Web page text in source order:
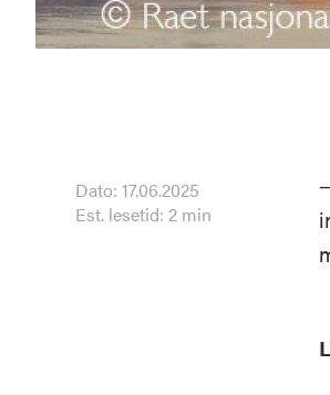
Dato: 17.06.2025
Est. lesetid: 2 min